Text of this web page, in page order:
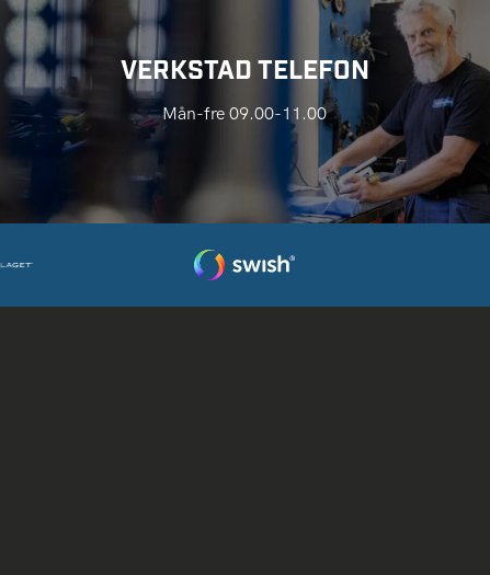
VERKSTAD TELEFON
Mån-fre 09.00-11.00